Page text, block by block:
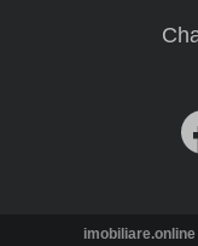
imobiliare.online